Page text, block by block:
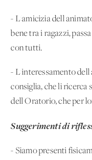
- L'amicizia
bene tra i ragazzi,
con tutti.
- L'interessamento
consiglia, che li ricerca
dell'Oratorio, che per
Suggerimenti di
- Siamo presenti